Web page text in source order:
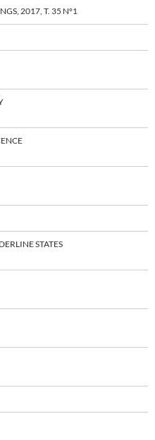
2017, T. 35 N°1
STATES